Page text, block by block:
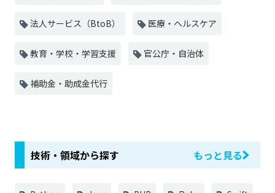
法人サービス（BtoB） 医療・ヘルスケア
教育・学校・学習支援 官公庁・自治体
補助金・助成金代行
技術・領域から探す もっと見る